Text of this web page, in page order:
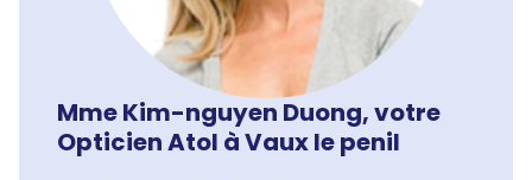
Mme Kim-nguyen Duong, votre
Opticien Atol à Vaux le penil